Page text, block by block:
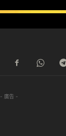
- 廣告 -